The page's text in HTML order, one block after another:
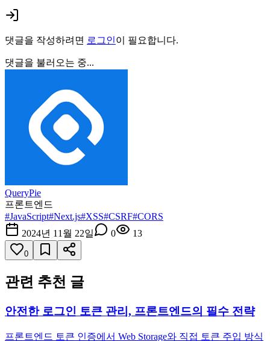
댓글을 작성하려면 로그인이 필요합니다.
댓글을 불러오는 중...
QueryPie
프론트엔드
#JavaScript#Next.js#XSS#CSRF#CORS
2024년 11월 22일
0 13
0
관련 추천 글
안전한 로그인 토큰 관리, 프론트엔드의 필수 전략
프론트엔드 토큰 인증에서 Web Storage와 직접 토큰 주입 방식